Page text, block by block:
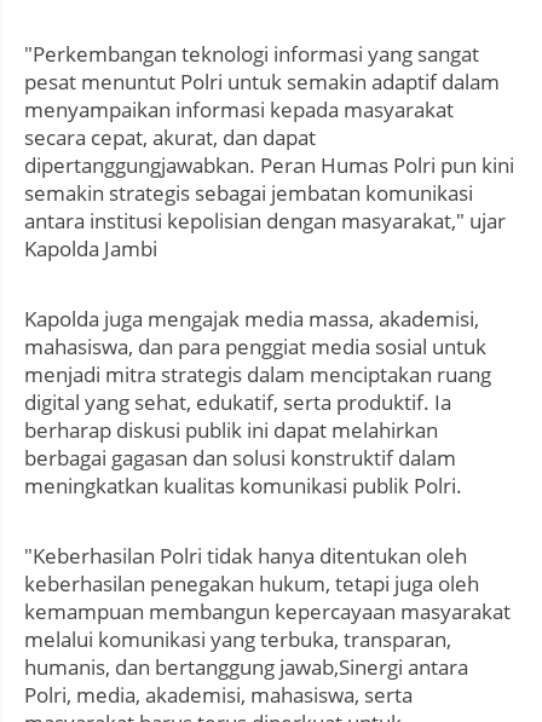
"Perkembangan teknologi informasi yang sangat
pesat menuntut Polri untuk semakin adaptif dalam
menyampaikan informasi kepada masyarakat
secara cepat, akurat, dan dapat
dipertanggungjawabkan. Peran Humas Polri pun kini
semakin strategis sebagai jembatan komunikasi
antara institusi kepolisian dengan masyarakat," ujar
Kapolda Jambi
Kapolda juga mengajak media massa, akademisi,
mahasiswa, dan para penggiat media sosial untuk
menjadi mitra strategis dalam menciptakan ruang
digital yang sehat, edukatif, serta produktif. Ia
berharap diskusi publik ini dapat melahirkan
berbagai gagasan dan solusi konstruktif dalam
meningkatkan kualitas komunikasi publik Polri.
"Keberhasilan Polri tidak hanya ditentukan oleh
keberhasilan penegakan hukum, tetapi juga oleh
kemampuan membangun kepercayaan masyarakat
melalui komunikasi yang terbuka, transparan,
humanis, dan bertanggung jawab,Sinergi antara
Polri, media, akademisi, mahasiswa, serta